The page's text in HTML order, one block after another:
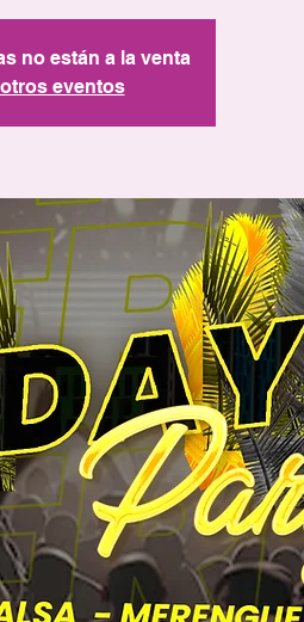
no están a la venta
eventos